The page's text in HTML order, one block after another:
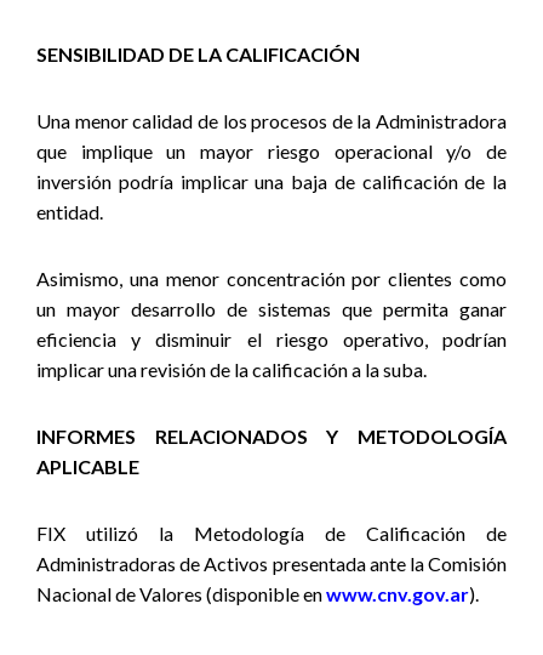
SENSIBILIDAD DE LA CALIFICACIÓN
Una menor calidad de los procesos de la Administradora
que implique un mayor riesgo operacional y/o de
inversión podría implicar una baja de calificación de la
entidad.
Asimismo, una menor concentración por clientes como
un mayor desarrollo de sistemas que permita ganar
eficiencia y disminuir el riesgo operativo, podrían
implicar una revisión de la calificación a la suba.
INFORMES RELACIONADOS Y METODOLOGÍA
APLICABLE
FIX utilizó la Metodología de Calificación de
Administradoras de Activos presentada ante la Comisión
Nacional de Valores (disponible enwww.cnv.gov.ar).